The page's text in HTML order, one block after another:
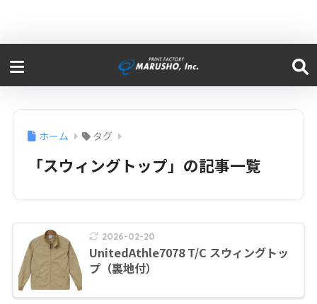
ホーム タグ
「スウィングトップ」の記事一覧
2026-02-20
UnitedAthle7078 T/C スウィングトッ
プ（裏地付）